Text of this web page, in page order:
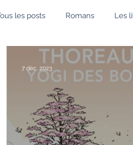
les posts Romans Les
Biographie
Fêtes indiennes
Littérature malayalam
7 déc. 2023